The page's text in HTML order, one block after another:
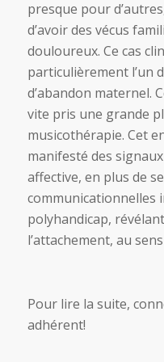
presque pour
d’avoir des vécus
douloureux. Ce cas
particulièrement l’un
d’abandon maternel.
vite pris une grande
musicothérapie. Cet
manifesté des
affective, en plus de
communicationnelles
polyhandicap,
l’attachement, au
Pour lire la suite,
adhérent!